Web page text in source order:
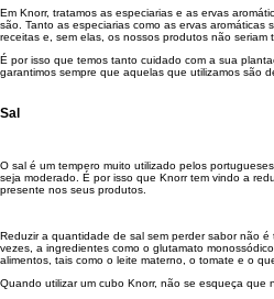
Em Knorr, tratamos as especiarias e as ervas
são. Tanto as especiarias como as ervas
receitas e, sem elas, os nossos produtos não seriam
É por isso que temos tanto cuidado com a sua
garantimos sempre que aquelas que utilizamos são
Sal
O sal é um tempero muito utilizado pelos
seja moderado. É por isso que Knorr tem vindo a
presente nos seus produtos.
Reduzir a quantidade de sal sem perder sabor não
vezes, a ingredientes como o glutamato
alimentos, tais como o leite materno, o tomate e o
Quando utilizar um cubo Knorr, não se esqueça que